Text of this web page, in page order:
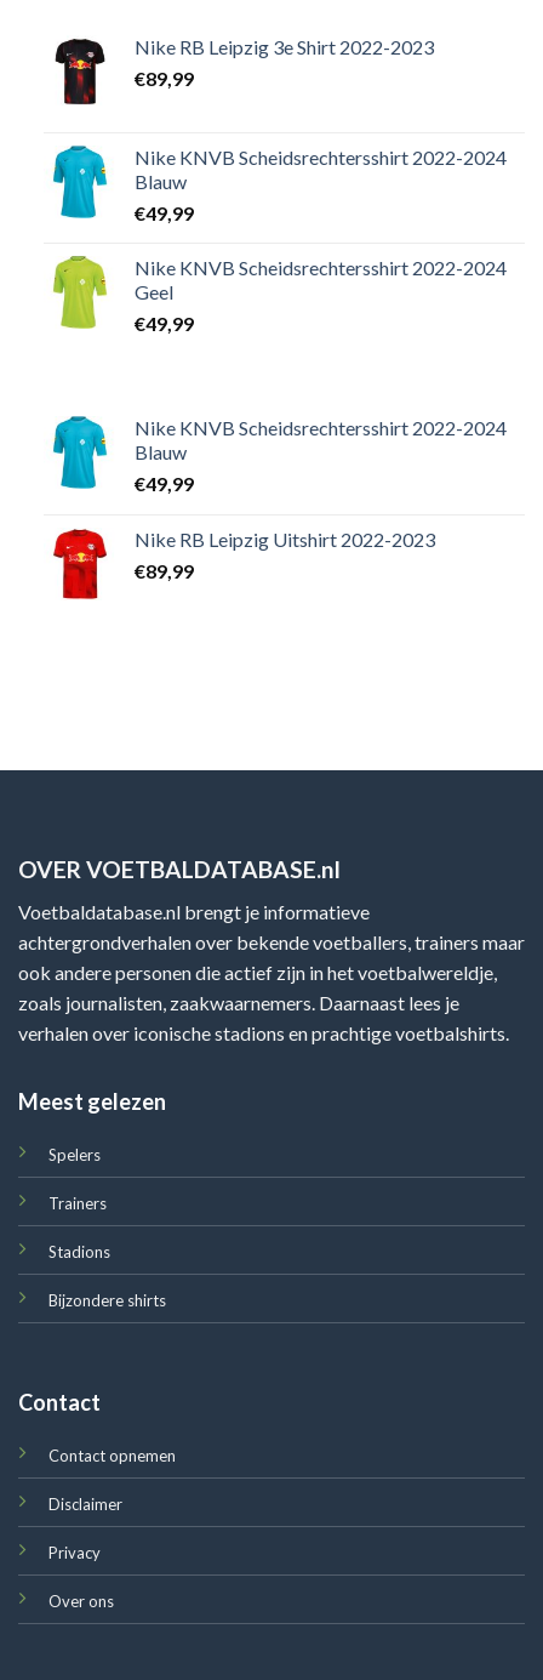
Nike RB Leipzig 3e Shirt 2022-2023
€89,99
Nike KNVB Scheidsrechtersshirt 2022-2024
Blauw
€49,99
Nike KNVB Scheidsrechtersshirt 2022-2024
Geel
€49,99
Nike KNVB Scheidsrechtersshirt 2022-2024
Blauw
€49,99
Nike RB Leipzig Uitshirt 2022-2023
€89,99
OVER VOETBALDATABASE.nl
Voetbaldatabase.nl brengt je informatieve
achtergrondverhalen over bekende voetballers, trainers maar
ook andere personen die actief zijn in het voetbalwereldje,
zoals journalisten, zaakwaarnemers. Daarnaast lees je
verhalen over iconische stadions en prachtige voetbalshirts.
Meest gelezen
Spelers
Trainers
Stadions
Bijzondere shirts
Contact
Contact opnemen
Disclaimer
Privacy
Over ons